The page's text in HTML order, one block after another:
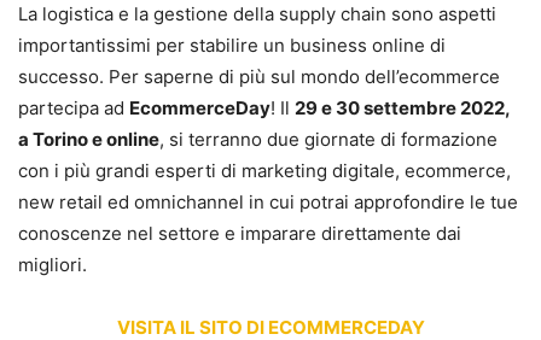
La logistica e la gestione della supply chain sono aspetti
importantissimi per stabilire un business online di
successo. Per saperne di più sul mondo dell’ecommerce
partecipa ad EcommerceDay! Il 29 e 30 settembre 2022,
a Torino e online, si terranno due giornate di formazione
con i più grandi esperti di marketing digitale, ecommerce,
new retail ed omnichannel in cui potrai approfondire le tue
conoscenze nel settore e imparare direttamente dai
migliori.
VISITA IL SITO DI ECOMMERCEDAY